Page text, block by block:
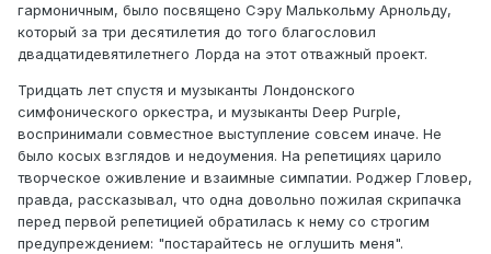
гармоничным, было посвящено Сэру Малькольму Арнольду,
который за три десятилетия до того благословил
двадцатидевятилетнего Лорда на этот отважный проект.
Тридцать лет спустя и музыканты Лондонского
симфонического оркестра, и музыканты Deep Purple,
воспринимали совместное выступление совсем иначе. Не
было косых взглядов и недоумения. На репетициях царило
творческое оживление и взаимные симпатии. Роджер Гловер,
правда, рассказывал, что одна довольно пожилая скрипачка
перед первой репетицией обратилась к нему со строгим
предупреждением: "постарайтесь не оглушить меня".